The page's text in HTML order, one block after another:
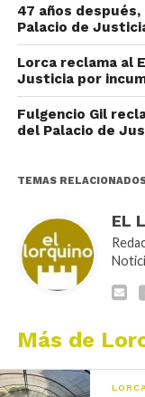
47 años
Palacio de
Lorca reclama al
Justicia por
Fulgencio Gil
del Palacio de
TEMAS
EL
Más de